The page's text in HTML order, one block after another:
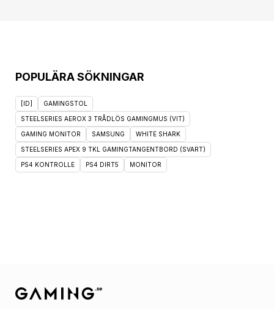
POPULÄRA SÖKNINGAR
[ID] GAMINGSTOL
STEELSERIES AEROX 3 TRÅDLÖS GAMINGMUS (VIT)
GAMING MONITOR SAMSUNG WHITE SHARK
STEELSERIES APEX 9 TKL GAMINGTANGENTBORD (SVART)
PS4 KONTROLLE PS4 DIRT5 MONITOR